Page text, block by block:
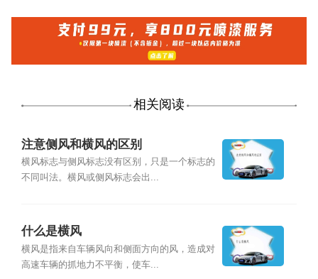
相关阅读
注意侧风和横风的区别
横风标志与侧风标志没有区别，只是一个标志的
不同叫法。横风或侧风标志会出...
什么是横风
横风是指来自车辆风向和侧面方向的风，造成对
高速车辆的抓地力不平衡，使车...